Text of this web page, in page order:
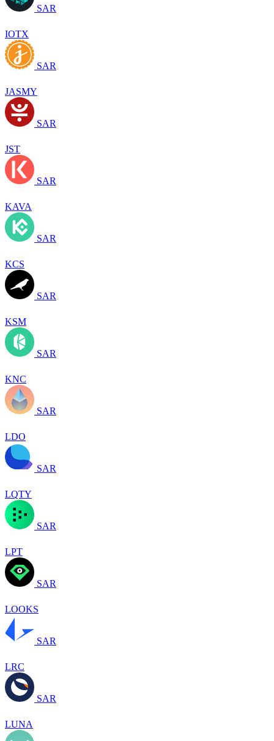
SAR
IOTX
SAR
JASMY
SAR
JST
SAR
KAVA
SAR
KCS
SAR
KSM
SAR
KNC
SAR
LDO
SAR
LQTY
SAR
LPT
SAR
LOOKS
SAR
LRC
SAR
LUNA